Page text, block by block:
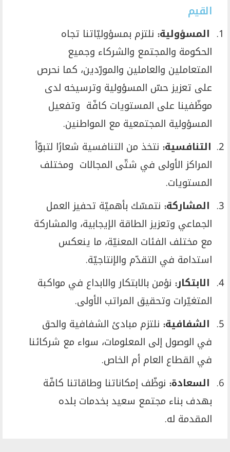
القيم
1. المسؤولية: نلتزم بمسؤوليّاتنا تجاه
الحكومة والمجتمع والشركاء وجميع
المتعاملين والعاملين والمورّدين، كما نحرص
على تعزيز حسّ المسؤولية وترسيخه لدى
موظّفينا على المستويات كافّة وتفعيل
المسؤولية المجتمعية مع المواطنين.
2. التنافسية: نتخذ من التنافسية شعارًا لتبوّأ
المراكز الأولى في شتّى المجالات ومختلف
المستويات.
3. المشاركة: نتمسّك بأهميّة تحفيز العمل
الجماعي وتعزيز الطاقة الإيجابية، والمشاركة
مع مختلف الفئات المعنيّة، ما ينعكس
استدامة في التقدّم والإنتاجيّة.
4. الابتكار: نؤمن بالابتكار والابداع في مواكبة
المتغيّرات وتحقيق المراتب الأولى.
5. الشفافية: نلتزم مبادئ الشفافية والحق
في الوصول إلى المعلومات، سواء مع شركائنا
في القطاع العام أم الخاص.
6. السعادة: نوظّف إمكاناتنا وطاقاتنا كافّة
بهدف بناء مجتمع سعيد بخدمات بلده
المقدمة له.